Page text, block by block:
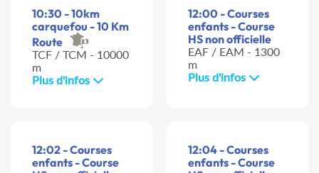
10:30 - 10km
carquefou - 10 Km
Route
TCF / TCM - 10000
m
Plus d'infos
12:00 - Courses
enfants - Course
HS non officielle
EAF / EAM - 1300
m
Plus d'infos
12:02 - Courses
enfants - Course
12:04 - Courses
enfants - Course